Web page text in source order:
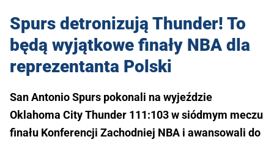
Spurs detronizują Thunder! To
będą wyjątkowe finały NBA dla
reprezentanta Polski
San Antonio Spurs pokonali na wyjeździe
Oklahoma City Thunder 111:103 w siódmym meczu
finału Konferencji Zachodniej NBA i awansowali do